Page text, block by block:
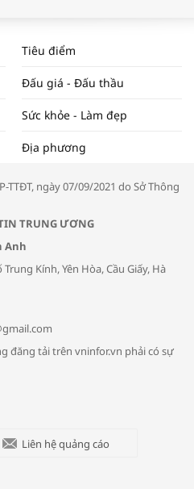
2024 VÀ NĂM 2025 | NHỊP
TRƯỜNG #62
“Xúc tiến thương mại: Khơi
vấn cách phòng tránh bệnh
hô hấp trong thời tiết giao mùa
thương cho em
Tiêu điểm
Đấu giá - Đấu thầu
Sức khỏe - Làm đẹp
Địa phương
TTĐT, ngày 07/09/2021 do Sở Thông
TRUNG ƯƠNG
Anh
Kính, Yên Hòa, Cầu Giấy, Hà
đăng tải trên vninfor.vn phải có sự
Liên hệ quảng cáo